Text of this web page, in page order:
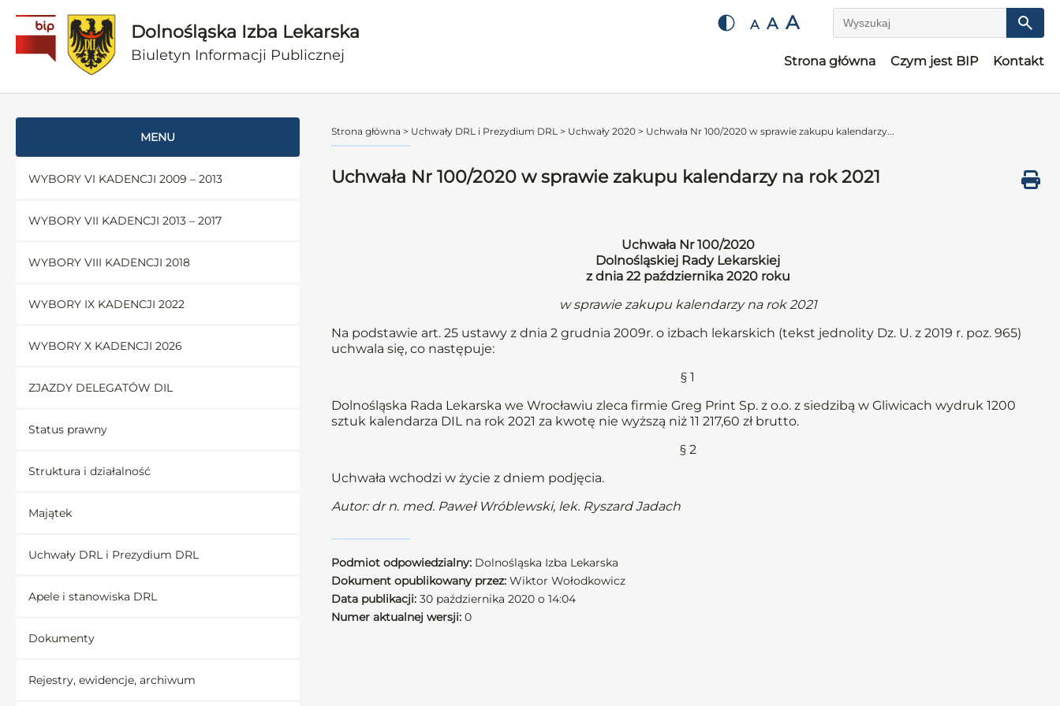
Dolnośląska Izba Lekarska
Biuletyn Informacji Publicznej
A A A Wyszukaj
Strona główna Czym jest BIP Kontakt
MENU
WYBORY VI KADENCJI 2009 – 2013
WYBORY VII KADENCJI 2013 – 2017
WYBORY VIII KADENCJI 2018
WYBORY IX KADENCJI 2022
WYBORY X KADENCJI 2026
ZJAZDY DELEGATÓW DIL
Status prawny
Struktura i działalność
Majątek
Uchwały DRL i Prezydium DRL
Apele i stanowiska DRL
Dokumenty
Rejestry, ewidencje, archiwum
Strona główna > Uchwały DRL i Prezydium DRL > Uchwały 2020 > Uchwała Nr 100/2020 w sprawie zakupu kalendarzy...
Uchwała Nr 100/2020 w sprawie zakupu kalendarzy na rok 2021
Uchwała Nr 100/2020
Dolnośląskiej Rady Lekarskiej
z dnia 22 października 2020 roku
w sprawie zakupu kalendarzy na rok 2021
Na podstawie art. 25 ustawy z dnia 2 grudnia 2009r. o izbach lekarskich (tekst jednolity Dz. U. z 2019 r. poz. 965)
uchwala się, co następuje:
§ 1
Dolnośląska Rada Lekarska we Wrocławiu zleca firmie Greg Print Sp. z o.o. z siedzibą w Gliwicach wydruk 1200
sztuk kalendarza DIL na rok 2021 za kwotę nie wyższą niż 11 217,60 zł brutto.
§ 2
Uchwała wchodzi w życie z dniem podjęcia.
Autor: dr n. med. Paweł Wróblewski, lek. Ryszard Jadach
Podmiot odpowiedzialny: Dolnośląska Izba Lekarska
Dokument opublikowany przez: Wiktor Wołodkowicz
Data publikacji: 30 października 2020 o 14:04
Numer aktualnej wersji: 0